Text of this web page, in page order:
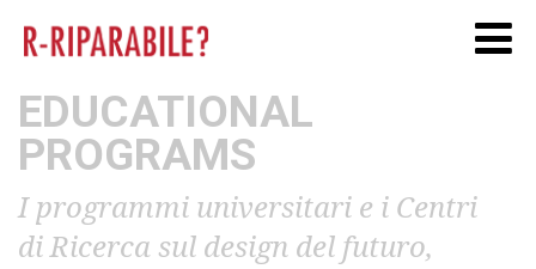
EDUCATIONAL
PROGRAMS
I programmi universitari e i Centri
di Ricerca sul design del futuro,